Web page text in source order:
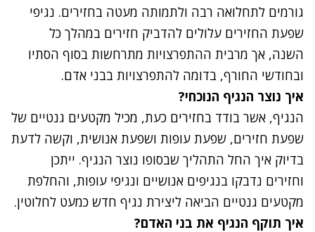
גורמים לתחלואה רבה ולתמותה מעטה בחזירים. נגיפי
שפעת החזירים עלולים להדביק חזירים במהלך כל
השנה, אך מרבית ההתפרצויות מתרחשות בסוף הסתיו
ובחודשי החורף, בדומה להתפרצויות בבני אדם.
איך נוצר הנגיף הנוכחי?
הנגיף, אשר בודד בחזירים כעת, מכיל מקטעים גנטיים של
שפעת חזירים, שפעת עופות ושפעת אנושית, וקשה לדעת
בדיוק איך החל התהליך שבסופו נוצר הנגיף. ייתכן
וחזירים נדבקו בנגיפים אנושיים ונגיפי עופות, והחלפת
מקטעים גנטיים הביאה ליצירת נגיף חדש כמעט לחלוטין.
איך תוקף הנגיף את בני האדם?